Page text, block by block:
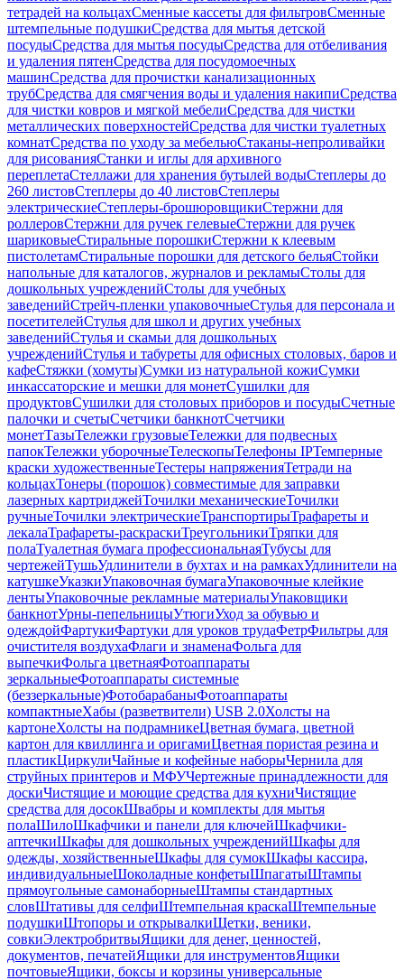
тетрадей на кольцахСменные кассеты для фильтровСменные
штемпельные подушкиСредства для мытья детской
посудыСредства для мытья посудыСредства для отбеливания
и удаления пятенСредства для посудомоечных
машинСредства для прочистки канализационных
трубСредства для смягчения воды и удаления накипиСредства
для чистки ковров и мягкой мебелиСредства для чистки
металлических поверхностейСредства для чистки туалетных
комнатСредства по уходу за мебельюСтаканы-непроливайки
для рисованияСтанки и иглы для архивного
переплетаСтеллажи для хранения бутылей водыСтеплеры до
260 листовСтеплеры до 40 листовСтеплеры
электрическиеСтеплеры-брошюровщикиСтержни для
роллеровСтержни для ручек гелевыеСтержни для ручек
шариковыеСтиральные порошкиСтержни к клеевым
пистолетамСтиральные порошки для детского бельяСтойки
напольные для каталогов, журналов и рекламыСтолы для
дошкольных учрежденийСтолы для учебных
заведенийСтрейч-пленки упаковочныеСтулья для персонала и
посетителейСтулья для школ и других учебных
заведенийСтулья и скамьи для дошкольных
учрежденийСтулья и табуреты для офисных столовых, баров и
кафеСтяжки (хомуты)Сумки из натуральной кожиСумки
инкассаторские и мешки для монетСушилки для
продуктовСушилки для столовых приборов и посудыСчетные
палочки и счетыСчетчики банкнотСчетчики
монетТазыТележки грузовыеТележки для подвесных
папокТележки уборочныеТелескопыТелефоны IPТемперные
краски художественныеТестеры напряженияТетради на
кольцахТонеры (порошок) совместимые для заправки
лазерных картриджейТочилки механическиеТочилки
ручныеТочилки электрическиеТранспортирыТрафареты и
лекалаТрафареты-раскраскиТреугольникиТряпки для
полаТуалетная бумага профессиональнаяТубусы для
чертежейТушьУдлинители в бухтах и на рамкахУдлинители на
катушкеУказкиУпаковочная бумагаУпаковочные клейкие
лентыУпаковочные рекламные материалыУпаковщики
банкнотУрны-пепельницыУтюгиУход за обувью и
одеждойФартукиФартуки для уроков трудаФетрФильтры для
очистителя воздухаФлаги и знаменаФольга для
выпечкиФольга цветнаяФотоаппараты
зеркальныеФотоаппараты системные
(беззеркальные)ФотобарабаныФотоаппараты
компактныеХабы (разветвители) USB 2.0Холсты на
картонеХолсты на подрамникеЦветная бумага, цветной
картон для квиллинга и оригамиЦветная пористая резина и
пластикЦиркулиЧайные и кофейные наборыЧернила для
струйных принтеров и МФУЧертежные принадлежности для
доскиЧистящие и моющие средства для кухниЧистящие
средства для досокШвабры и комплекты для мытья
полаШилоШкафчики и панели для ключейШкафчики-
аптечкиШкафы для дошкольных учрежденийШкафы для
одежды, хозяйственныеШкафы для сумокШкафы кассира,
индивидуальныеШоколадные конфетыШпагатыШтампы
прямоугольные самонаборныеШтампы стандартных
словШтативы для селфиШтемпельная краскаШтемпельные
подушкиШтопоры и открывалкиЩетки, веники,
совкиЭлектробритвыЯщики для денег, ценностей,
документов, печатейЯщики для инструментовЯщики
почтовыеЯщики, боксы и корзины универсальные